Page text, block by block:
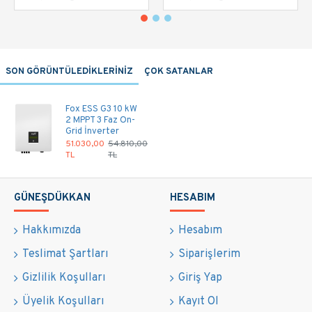
11 000 VA
Giriş Gücü
Giriş Voltajı
MPPT Sayısı 2 (bağımsız)
MPPT Giriş Sayısı 1+1
MPPT Voltaj
Aralığı
Başlama Giriş
Voltajı
Nominal Giriş
SON GÖRÜNTÜLEDİKLERİNİZ ÇOK SATANLAR
Fox ESS G3 10 kW
2 MPPT 3 Faz On-
Grid İnverter
51.030,00
TL
54.810,00
TL
GÜNEŞDÜKKAN
Hakkımızda
Teslimat Şartları
Gizlilik Koşulları
Üyelik Koşulları
HESABIM
Hesabım
Siparişlerim
Giriş Yap
Kayıt Ol